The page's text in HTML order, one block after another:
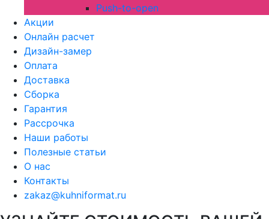
Push-to-open
Акции
Онлайн расчет
Дизайн-замер
Оплата
Доставка
Сборка
Гарантия
Рассрочка
Наши работы
Полезные статьи
О нас
Контакты
zakaz@kuhniformat.ru